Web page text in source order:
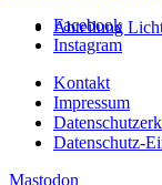
Abteilung
Facebook
Instagram
Kontakt
Impressum
Datenschutz-
Mastodon